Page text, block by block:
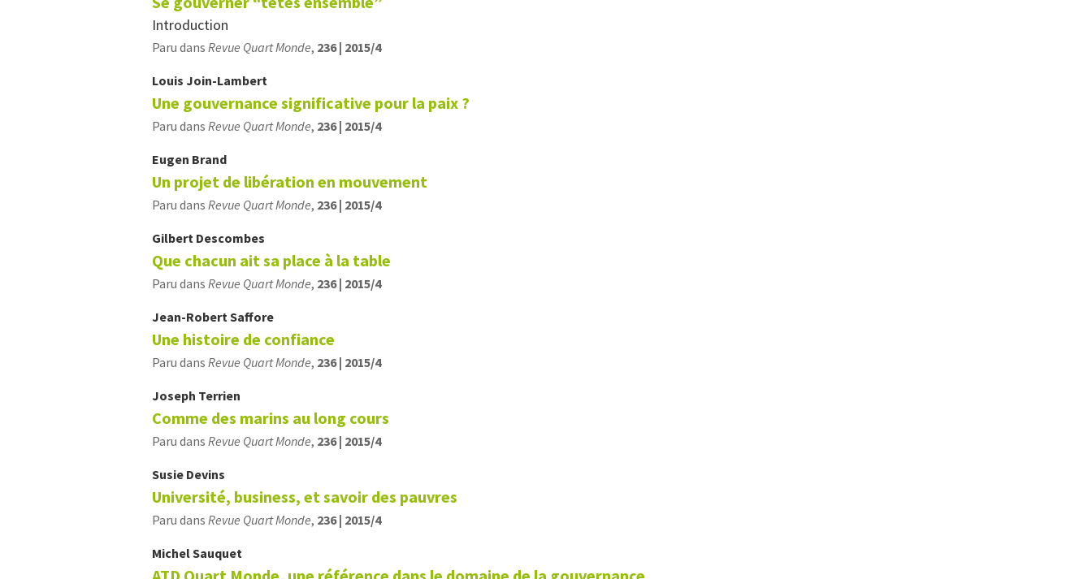
Introduction
Paru dans Revue Quart Monde, 236 | 2015/4
Louis Join-Lambert
Une gouvernance significative pour la paix ?
Paru dans Revue Quart Monde, 236 | 2015/4
Eugen Brand
Un projet de libération en mouvement
Paru dans Revue Quart Monde, 236 | 2015/4
Gilbert Descombes
Que chacun ait sa place à la table
Paru dans Revue Quart Monde, 236 | 2015/4
Jean-RobertSaffore
Une histoire de confiance
Paru dans Revue Quart Monde, 236 | 2015/4
Joseph Terrien
Comme des marins au long cours
Paru dans Revue Quart Monde, 236 | 2015/4
Susie Devins
Université, business, et savoir des pauvres
Paru dans Revue Quart Monde, 236 | 2015/4
MichelSauquet